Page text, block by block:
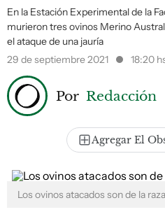
En la Estación Experimental de la
murieron tres ovinos Merino
el ataque de una jauría
29 de septiembre 2021
18:20
Por Redacción
Agregar El
Los ovinos atacados son de la